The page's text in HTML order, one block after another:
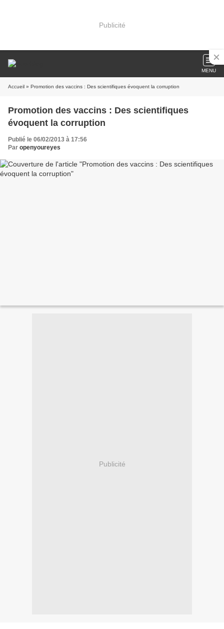
Publicité
MENU
Accueil » Promotion des vaccins : Des scientifiques évoquent la corruption
Promotion des vaccins : Des scientifiques
évoquent la corruption
Publié le 06/02/2013 à 17:56
Par openyoureyes
Publicité